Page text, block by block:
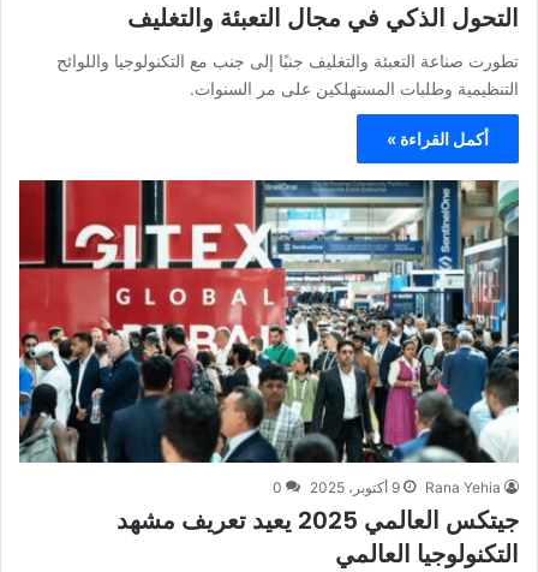
التحول الذكي في مجال التعبئة والتغليف
تطورت صناعة التعبئة والتغليف جنبًا إلى جنب مع التكنولوجيا واللوائح
التنظيمية وطلبات المستهلكين على مر السنوات.
أكمل القراءة »
Rana Yehia 9 أكتوبر، 2025 0
جيتكس العالمي 2025 يعيد تعريف مشهد
التكنولوجيا العالمي